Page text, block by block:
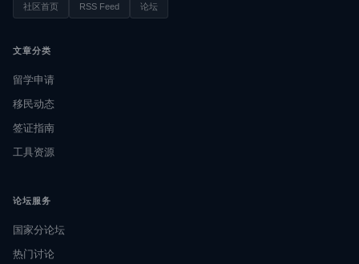
社区首页 RSS Feed 论坛
文章分类
留学申请
移民动态
签证指南
工具资源
论坛服务
国家分论坛
热门讨论